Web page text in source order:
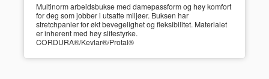
Multinorm arbeidsbukse med damepassform og høy komfort
for deg som jobber i utsatte miljøer. Buksen har
stretchpanler for økt bevegelighet og fleksibilitet. Materialet
er inherent med høy slitestyrke.
CORDURA®/Kevlar®/Protal®